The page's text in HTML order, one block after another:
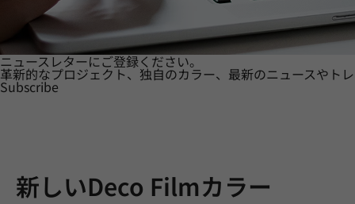
ニュースレターにご登録ください。
革新的なプロジェクト、独自のカラー、最新のニュースやト
Subscribe
新しいDeco Filmカラー